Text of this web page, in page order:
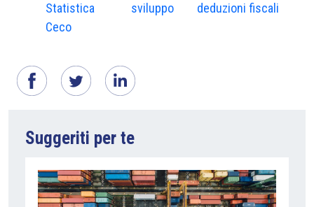
Statistica
Ceco
sviluppo
deduzioni fiscali
Suggeriti per te